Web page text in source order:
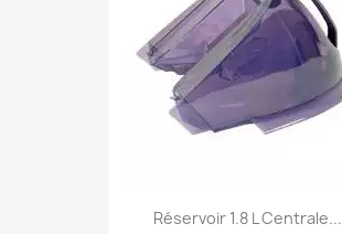
Réservoir 1.8 L Centrale...